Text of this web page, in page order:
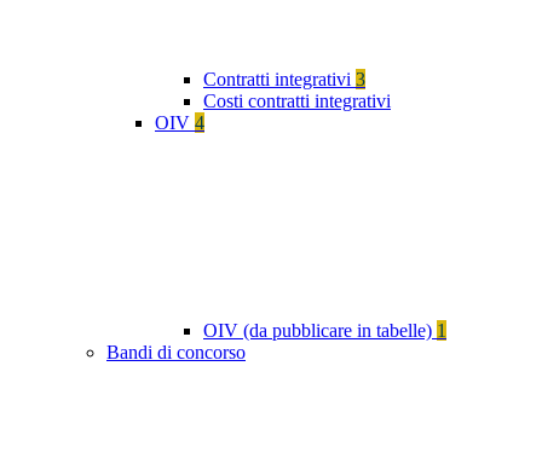
Contratti integrativi 3
Costi contratti integrativi
OIV 4
OIV (da pubblicare in tabelle) 1
Bandi di concorso